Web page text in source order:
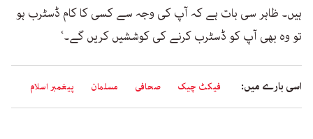
ہیں۔ ظاہر سی بات ہے کہ آپ کی وجہ سے کسی کا کام ڈسٹرب ہو
تو وہ بھی آپ کو ڈسٹرب کرنے کی کوششیں کریں گے۔‘
اسی بارے میں: فیکٹ چیک صحافی مسلمان پیغمبر اسلام